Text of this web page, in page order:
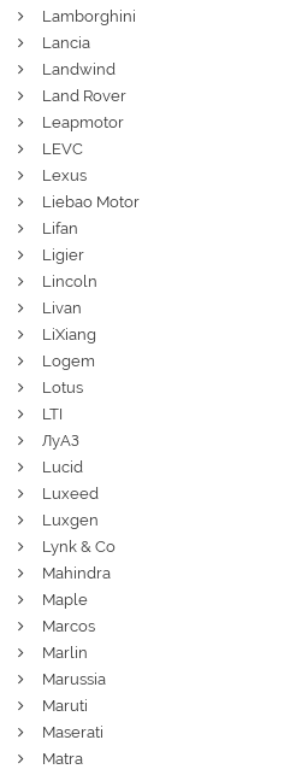
Lamborghini
Lancia
Landwind
Land Rover
Leapmotor
LEVC
Lexus
Liebao Motor
Lifan
Ligier
Lincoln
Livan
LiXiang
Logem
Lotus
LTI
ЛуАЗ
Lucid
Luxeed
Luxgen
Lynk & Co
Mahindra
Maple
Marcos
Marlin
Marussia
Maruti
Maserati
Matra